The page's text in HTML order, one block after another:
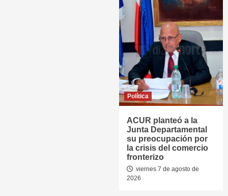
Política
ACUR planteó a la
Junta Departamental
su preocupación por
la crisis del comercio
fronterizo
viernes 7 de agosto de
2026